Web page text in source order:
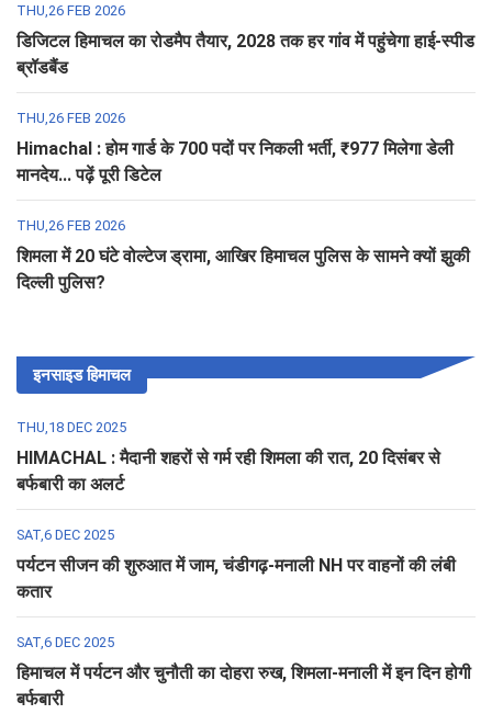
THU,26 FEB 2026
डिजिटल हिमाचल का रोडमैप तैयार, 2028 तक हर गांव में पहुंचेगा हाई-स्पीड
ब्रॉडबैंड
THU,26 FEB 2026
Himachal : होम गार्ड के 700 पदों पर निकली भर्ती, ₹977 मिलेगा डेली
मानदेय... पढ़ें पूरी डिटेल
THU,26 FEB 2026
शिमला में 20 घंटे वोल्टेज ड्रामा, आखिर हिमाचल पुलिस के सामने क्यों झुकी
दिल्ली पुलिस?
इनसाइड हिमाचल
THU,18 DEC 2025
HIMACHAL : मैदानी शहरों से गर्म रही शिमला की रात, 20 दिसंबर से
बर्फबारी का अलर्ट
SAT,6 DEC 2025
पर्यटन सीजन की शुरुआत में जाम, चंडीगढ़-मनाली NH पर वाहनों की लंबी
कतार
SAT,6 DEC 2025
हिमाचल में पर्यटन और चुनौती का दोहरा रुख, शिमला-मनाली में इन दिन होगी
बर्फबारी